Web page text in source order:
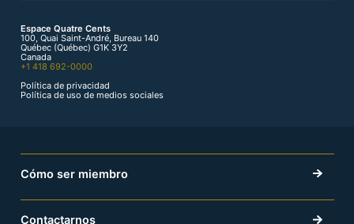
Espace Quatre Cents
100, Quai Saint-André, Bureau 140
Québec (Québec) G1K 3Y2
Canada
+1 418 692-0000
Política de privacidad
Política de uso de medios sociales
Cómo ser miembro
Contactarnos